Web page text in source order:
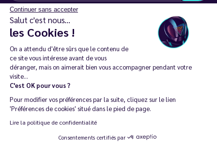
Continuer sans accepter
Salut c'est nous...
les Cookies !
On a attendu d'être sûrs que le contenu de
ce site vous intéresse avant de vous
déranger, mais on aimerait bien vous accompagner pendant votre
visite...
C'est OK pour vous ?
Pour modifier vos préférences par la suite, cliquez sur le lien
'Préférences de cookies' situé dans le pied de page.
Lire la politique de confidentialité
Consentements certifiés par
J’accepte de recevoir des communications e-mail et SMS de la part de
LD Groupe
Restez en contact
La vente de cigarette électronique est interdite chez les moins de
18 ans. 🔞
Copyright © 2014 - 2026 Le Vapoteur Discount - Tous droits